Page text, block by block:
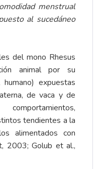
menstrual
al sucedáneo
del mono Rhesus
animal por su
expuestas
de vaca y de
tendientes a la
alimentados con
2003; Golub et al.,